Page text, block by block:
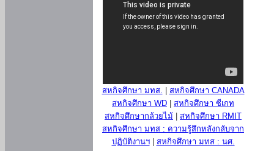
สหกิจศึกษา มทส.
สหกิจศึกษา CANADA
สหกิจศึกษา WD
สหกิจศึกษา ซีเกท
สหกิจศึกษากล้วยไม้
สหกิจศึกษา RMIT
สหกิจศึกษา มทส : ความรู้สึกหลังกลับจาก
ปฏิบัติงานฯ| สหกิจศึกษา มทส : นศ.